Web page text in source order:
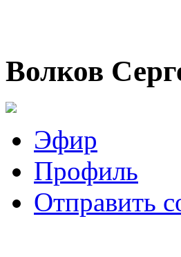
Волков
Эфир
Профиль
Отправить